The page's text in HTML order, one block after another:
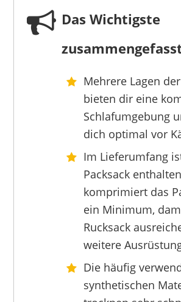
MC KINLEY
34,99 € *
Das Wichtigste
Mehrere Lagen
bieten dir eine
Schlafumgebung
dich optimal vor
Im Lieferumfang
Packsack
komprimiert das
ein Minimum,
Rucksack
weitere
Die häufig
synthetischen